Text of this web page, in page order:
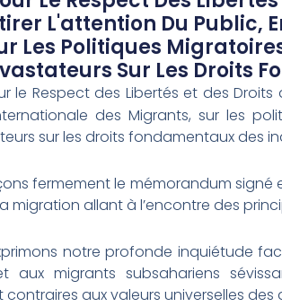
L'attention Du Public,
Les Politiques
Sur Les Droits
le Respect des Libertés et des
des Migrants, sur les
sur les droits fondamentaux des
fermement le mémorandum signé
migration allant à l’encontre des
notre profonde inquiétude
aux migrants subsahariens
aux valeurs universelles des